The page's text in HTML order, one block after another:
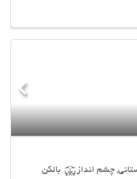
چشم انداز
بالکن